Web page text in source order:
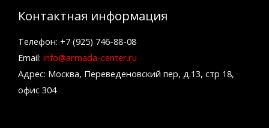
Контактная информация
Телефон: +7 (925) 746-88-08
Email: info@armada-center.ru
Адрес: Москва, Переведеновский пер, д.13, стр 18,
офис 304